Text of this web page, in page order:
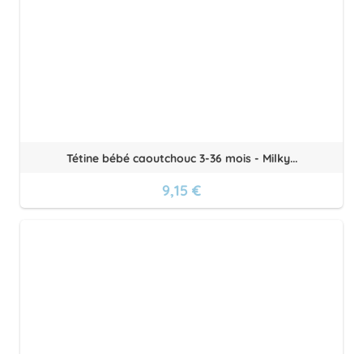
Tétine bébé caoutchouc 3-36 mois - Milky...
9,15 €